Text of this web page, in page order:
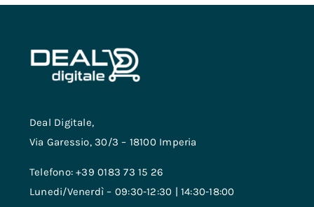
Deal Digitale,
Via Garessio, 30/3 – 18100 Imperia
Telefono: +39 0183 73 15 26
Lunedi/Venerdì – 09:30-12:30 | 14:30-18:00